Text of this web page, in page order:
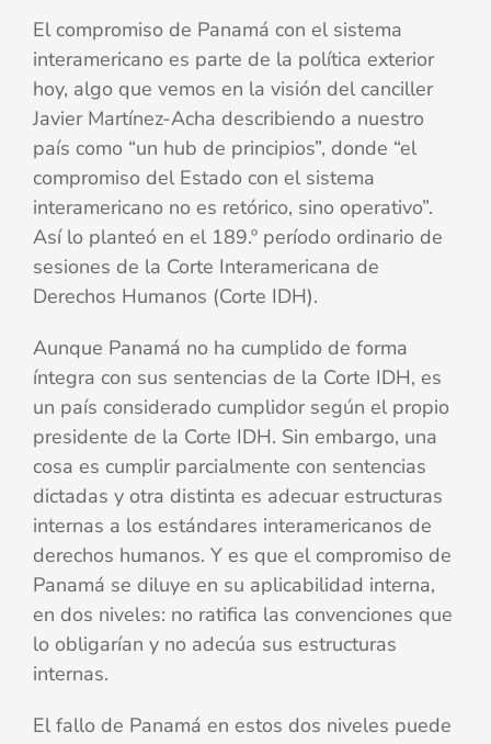
El compromiso de Panamá con el sistema
interamericano es parte de la política exterior
hoy, algo que vemos en la visión del canciller
Javier Martínez-Acha describiendo a nuestro
país como “un hub de principios”, donde “el
compromiso del Estado con el sistema
interamericano no es retórico, sino operativo”.
Así lo planteó en el 189.º período ordinario de
sesiones de la Corte Interamericana de
Derechos Humanos (Corte IDH).
Aunque Panamá no ha cumplido de forma
íntegra con sus sentencias de la Corte IDH, es
un país considerado cumplidor según el propio
presidente de la Corte IDH. Sin embargo, una
cosa es cumplir parcialmente con sentencias
dictadas y otra distinta es adecuar estructuras
internas a los estándares interamericanos de
derechos humanos. Y es que el compromiso de
Panamá se diluye en su aplicabilidad interna,
en dos niveles: no ratifica las convenciones que
lo obligarían y no adecúa sus estructuras
internas.
El fallo de Panamá en estos dos niveles puede